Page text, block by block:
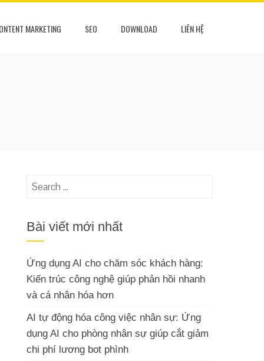
MARKETING SEO DOWNLOAD LIÊN HỆ
Search
Bài viết mới nhất
Ứng dụng AI cho chăm sóc khách hàng:
Kiến trúc công nghệ giúp phản hồi nhanh
và cá nhân hóa hơn
AI tự động hóa công việc nhân sự: Ứng
dụng AI cho phòng nhân sự giúp cắt giảm
chi phí lương bot phình